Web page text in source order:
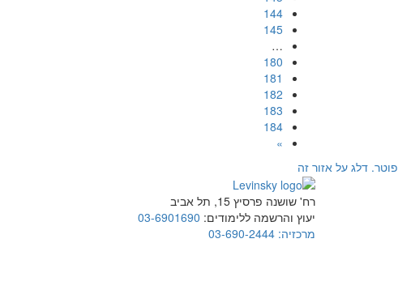
144
145
…
180
181
182
183
184
»
פוטר. דלג על אזור זה
רח' שושנה פרסיץ 15, תל אביב
יעוץ והרשמה ללימודים: 03-6901690
מרכזיה: 03-690-2444